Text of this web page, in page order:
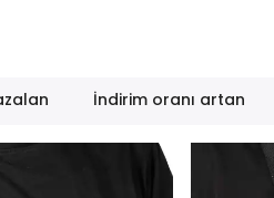
İndirim oranı artan